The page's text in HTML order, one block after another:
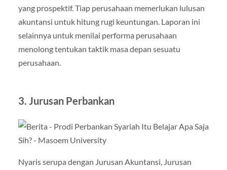
yang prospektif. Tiap perusahaan memerlukan lulusan
akuntansi untuk hitung rugi keuntungan. Laporan ini
selainnya untuk menilai performa perusahaan
menolong tentukan taktik masa depan sesuatu
perusahaan.
3. Jurusan Perbankan
Nyaris serupa dengan Jurusan Akuntansi, Jurusan